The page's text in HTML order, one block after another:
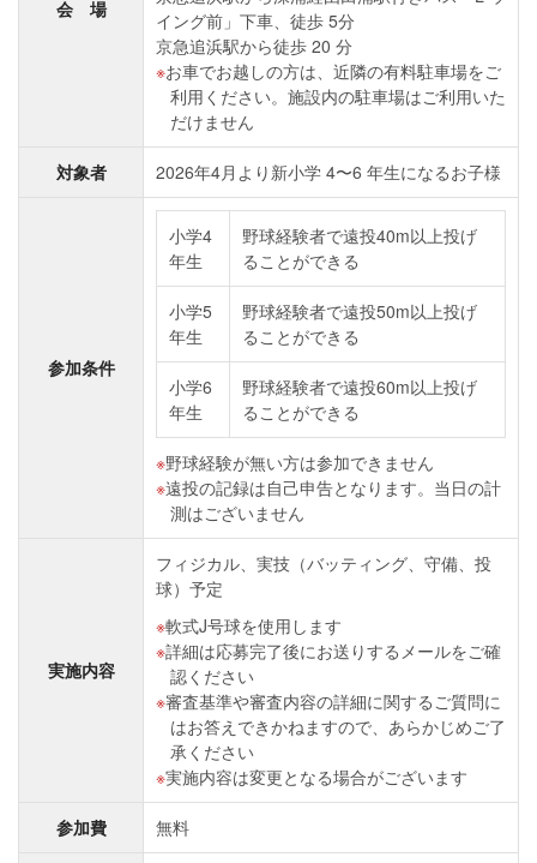
会 場
イング前」下⾞、徒歩 5分
京急追浜駅から徒歩 20 分
お⾞でお越しの⽅は、近隣の有料駐⾞場をご
利⽤ください。施設内の駐⾞場はご利⽤いた
だけません
対象者 2026年4⽉より新⼩学 4〜6 年⽣になるお⼦様
参加条件
小学4
年生
野球経験者で遠投40m以上投げ
ることができる
小学5
年生
野球経験者で遠投50m以上投げ
ることができる
小学6
年生
野球経験者で遠投60m以上投げ
ることができる
野球経験が無い方は参加できません
遠投の記録は自己申告となります。当日の計
測はございません
実施内容
フィジカル、実技（バッティング、守備、投
球）予定
軟式J号球を使⽤します
詳細は応募完了後にお送りするメールをご確
認ください
審査基準や審査内容の詳細に関するご質問に
はお答えできかねますので、あらかじめご了
承ください
実施内容は変更となる場合がございます
参加費 無料